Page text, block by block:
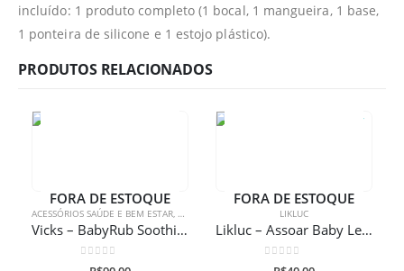
incluído: 1 produto completo (1 bocal, 1 mangueira, 1 base,
1 ponteira de silicone e 1 estojo plástico).
PRODUTOS RELACIONADOS
FORA DE ESTOQUE
ACESSÓRIOS SAÚDE E BEM ESTAR, SAÚDE E BEM ESTAR
Vicks – BabyRub Soothing Ointment
de 5
FORA DE ESTOQUE
LIKLUC
Likluc – Assoar Baby Lenços Umedecidos
de 5